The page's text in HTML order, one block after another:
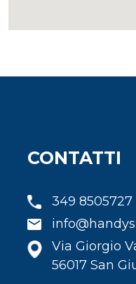
CONTATTI
349 8505727
Via Giorgio
56017 San